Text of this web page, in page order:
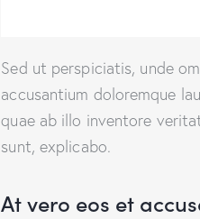
Sed ut perspiciatis, unde
accusantium doloremque
quae ab illo inventore
sunt, explicabo.
At vero eos et